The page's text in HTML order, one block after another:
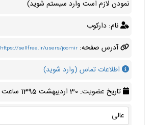
نمودن لازم است وارد سیستم شوید)
نام: دارکوب
آدرس صفحه:https://sellfree.ir/users/joomir
اطلاعات تماس (وارد شوید)
تاریخ عضویت: 30 اردیبهشت 1395 ساعت 19:59:19